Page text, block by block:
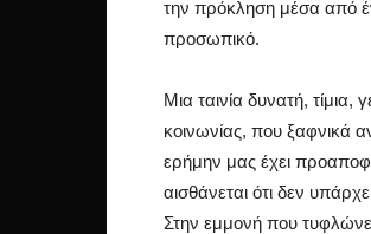
την πρόκληση μέσα από
προσωπικό.
Μια ταινία δυνατή,
κοινωνίας, που ξαφνικά
ερήμην μας έχει
αισθάνεται ότι δεν
Στην εμμονή που